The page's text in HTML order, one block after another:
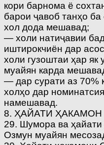
кори барнома ё
барои ҷавоб танҳо
хол дода мешавад;
— холи натиҷавии
иштирокчиён дар
холи гузоштаи ҳар як
муайян карда
— дар сурати аз 70%
холҳо дар
намешавад.
8. ҲАЙАТИ ҲАКАМОН
29. Шумора ва
Озмун муайян